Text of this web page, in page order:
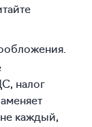
налог
каждый,